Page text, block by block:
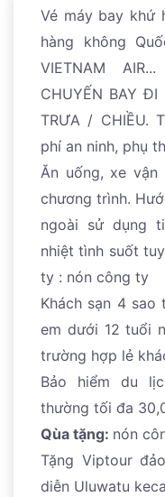
Vé máy bay khứ
hàng không
VIETNAM
CHUYẾN BAY ĐI
TRƯA / CHIỀU.
phí an ninh, phụ
Ăn uống, xe vận
chương trình.
ngoài sử dụng
nhiệt tình suốt
ty : nón công ty
Khách sạn 4
em dưới 12 tuổi
trường hợp lẻ
Bảo hiểm du
thường tối đa
Qùa tặng: nón
Tặng Viptour
diễn Uluwatu